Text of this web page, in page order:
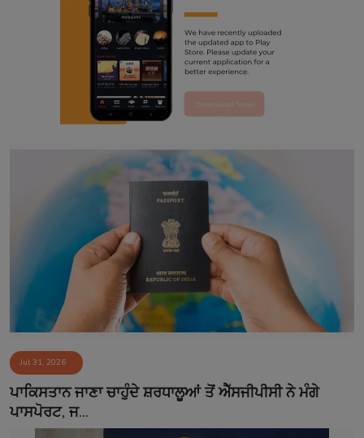
Jul 31, 2026
ਪਾਕਿਸਤਾਨ ਜਾਣਾ ਚਾਹੁੰਦੇ ਸ਼ਰਧਾਲੂਆਂ ਤੋਂ ਐੱਸਜੀਪੀਸੀ ਨੇ ਮੰਗੇ
ਪਾਸਪੋਰਟ, ਜ...